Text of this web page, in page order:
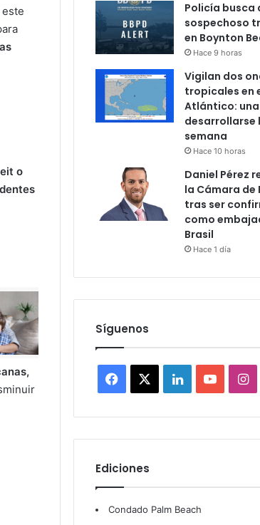
o
Policía busca
sospechoso
en Boynton
Hace 9 horas
Vigilan dos
tropicales en
Atlántico:
desarrollarse
semana
Hace 10 horas
Daniel Pérez
la Cámara de
tras ser
como
Brasil
Hace 1 día
Síguenos
c
e
b
L
n
e
u
u
I
s
a
Ediciones
Condado Palm Beach